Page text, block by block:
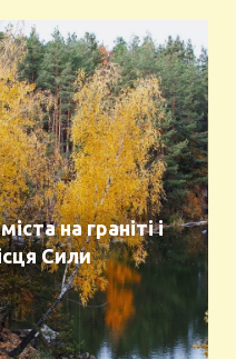
на граніті і
Сили